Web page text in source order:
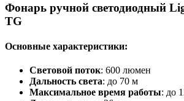
Фонарь ручной светодиодный
TG
Основные характеристики:
Световой поток: 600 люмен
Дальность света: до 70 м
Максимальное время работы: до